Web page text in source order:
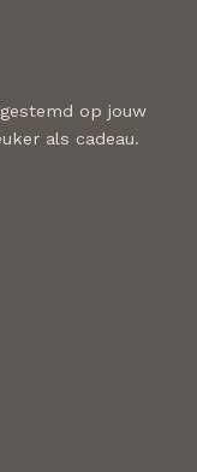
op jouw
als cadeau.